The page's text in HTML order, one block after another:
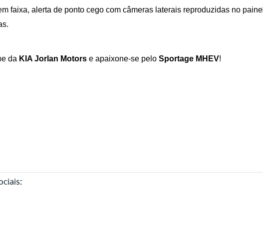
faixa, alerta de ponto cego com câmeras laterais reproduzidas no
da KIA Jorlan Motors e apaixone-se pelo Sportage MHEV!